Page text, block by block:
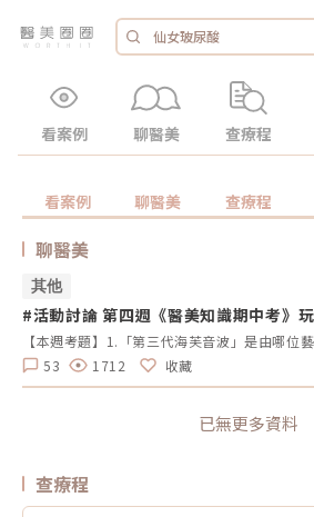
看案例 聊醫美 查療程
看案例 聊醫美 查療程
聊醫美
其他
#活動討論 第四週《醫美知識期中考》
53
1712 收藏
已無更多資料
查療程